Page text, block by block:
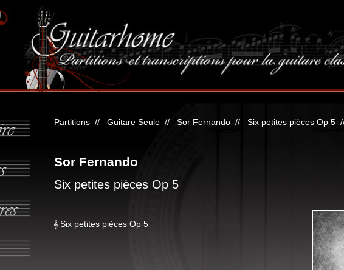
Partitions // Guitare Seule // Sor Fernando // Six petites pièces Op 5
Sor Fernando
Six petites pièces Op 5
Six petites pièces Op 5